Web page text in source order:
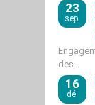
23
sep.
des…
16
dé.